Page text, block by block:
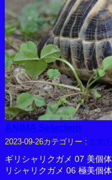
ANIMA Selection
2023-09-26カテゴリー : お知
ギリシャリクガメ 07 美個
リシャリクガメ 06 極美個